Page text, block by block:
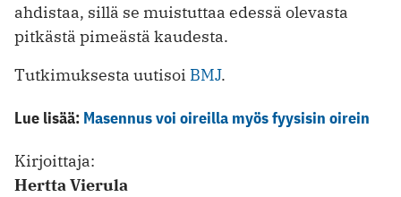
ahdistaa, sillä se muistuttaa edessä olevasta
pitkästä pimeästä kaudesta.
Tutkimuksesta uutisoi BMJ.
Lue lisää: Masennus voi oireilla myös fyysisin oirein
Kirjoittaja:
Hertta Vierula